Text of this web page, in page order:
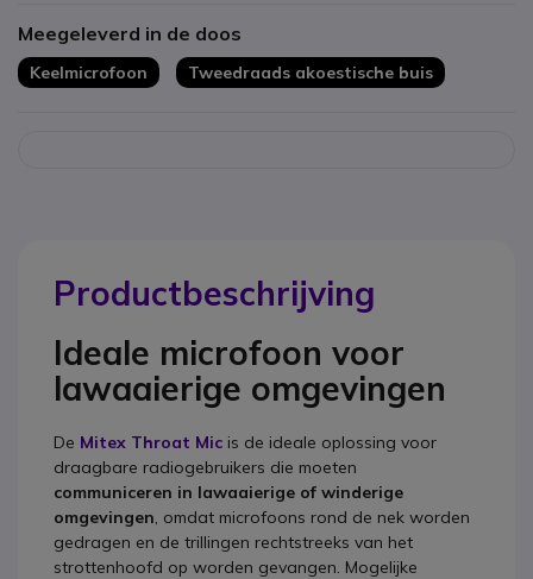
voor verborgen vingerbediening.
Compatibel met Mitex walkietalkies
Meegeleverd in de doos
Keelmicrofoon Tweedraads akoestische buis
Productbeschrijving
Ideale microfoon voor
lawaaierige omgevingen
De Mitex Throat Mic is de ideale oplossing voor
draagbare radiogebruikers die moeten
communiceren in lawaaierige of winderige
omgevingen, omdat microfoons rond de nek worden
gedragen en de trillingen rechtstreeks van het
strottenhoofd op worden gevangen. Mogelijke